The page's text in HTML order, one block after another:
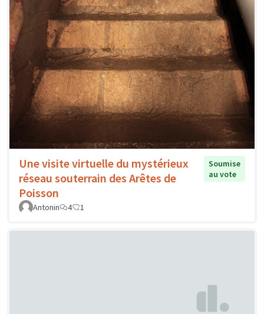
Une visite virtuelle du mystérieux
réseau souterrain des Arêtes de
Poisson
Soumise
au vote
Antonin 4 1